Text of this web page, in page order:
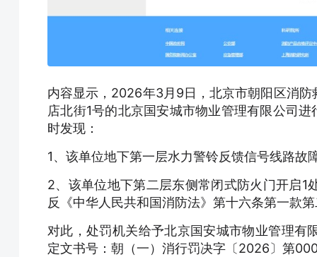
内容显示，2026年3月9日，北京市朝阳区消
店北街1号的北京国安城市物业管理有限公司
时发现：
1、该单位地下第一层水力警铃反馈信号线路
2、该单位地下第二层东侧常闭式防火门开启
反《中华人民共和国消防法》第十六条第一款
对此，处罚机关给予北京国安城市物业管理有
定文书号：朝（一）消行罚决字〔2026〕第